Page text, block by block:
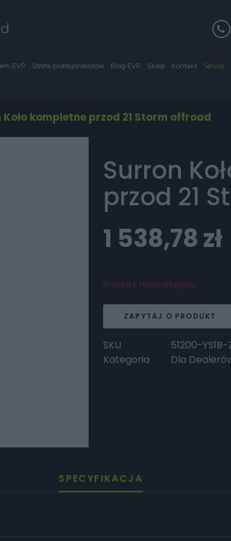
EVP Strefa profesjonalistów Blog EVP Sklep Kontakt Serwis
Koło kompletne przod 21 Storm offroad
Surron
przod 21
1 538,78zł
Produkt niedostępny.
ZAPYTAJ O PRODUKT
SKU
51200-YS1B-
Kategoria
Dla
SPECYFIKACJA